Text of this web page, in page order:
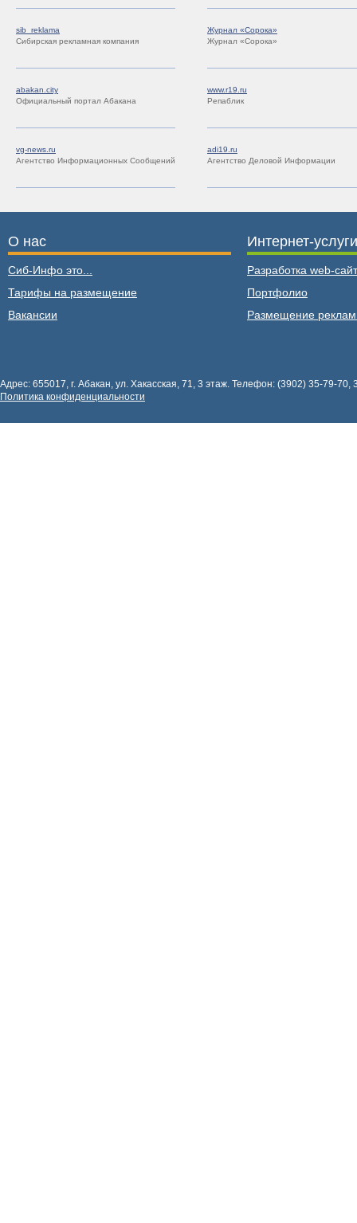
sib_reklama
Сибирская рекламная компания
Журнал «Сорока»
Журнал «Сорока»
abakan.city
Официальный портал Абакана
www.r19.ru
Репаблик
vg-news.ru
Агентство Информационных Сообщений
adi19.ru
Агентство Деловой Информации
О нас
Сиб-Инфо это...
Тарифы на размещение
Вакансии
Интернет-услуги
Разработка web-
Портфолио
Размещение
Адрес: 655017, г. Абакан, ул. Хакасская, 71, 3 этаж. Телефон: (3902) 35-79-
Политика конфиденциальности